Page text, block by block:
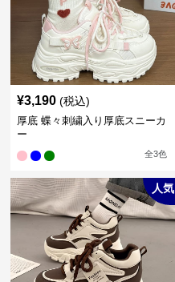
¥3,190 (税込)
厚底 蝶々刺繍入り厚底スニーカ
ー
全3色
人気